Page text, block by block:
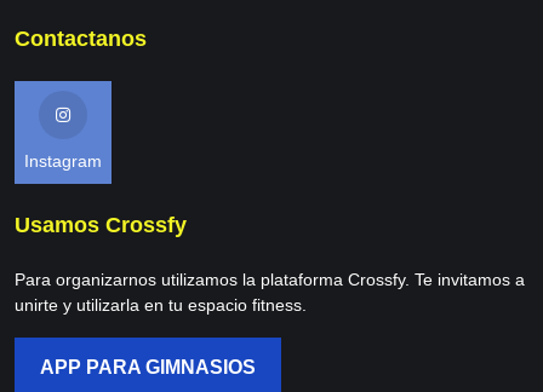
Contactanos
Instagram
Usamos Crossfy
Para organizarnos utilizamos la plataforma Crossfy. Te invitamos a
unirte y utilizarla en tu espacio fitness.
APP PARA GIMNASIOS